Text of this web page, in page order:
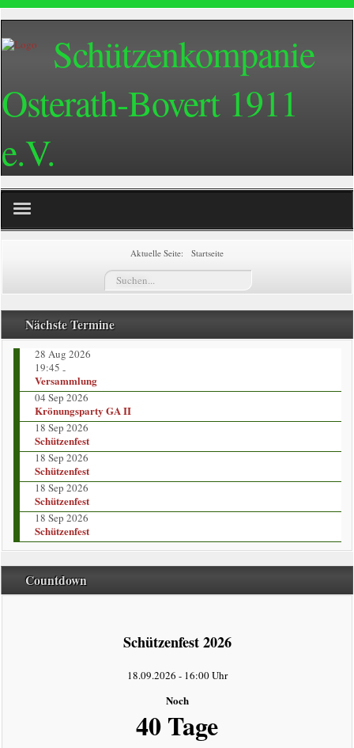
Schützenkompanie
Osterath-Bovert 1911
e.V.
Züge
Vorstand
Kompaniekönige
Regimentskönige
Jungschützenkönige
Bildergalerie
News
Impressum
Aktuelle Seite: Startseite
Suchen...
Nächste Termine
28 Aug 2026
19:45 -
Versammlung
04 Sep 2026
Krönungsparty GA II
18 Sep 2026
Schützenfest
18 Sep 2026
Schützenfest
18 Sep 2026
Schützenfest
18 Sep 2026
Schützenfest
Countdown
Schützenfest 2026
18.09.2026 - 16:00 Uhr
Noch
40 Tage